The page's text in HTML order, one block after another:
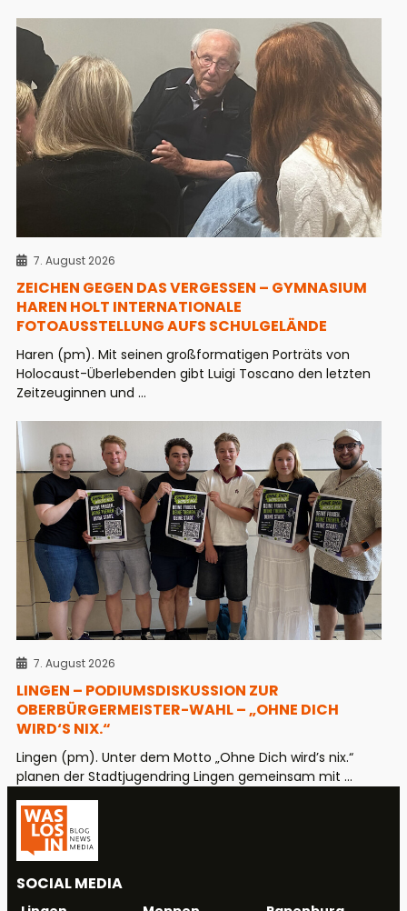
7. August 2026
ZEICHEN GEGEN DAS VERGESSEN – GYMNASIUM
HAREN HOLT INTERNATIONALE
FOTOAUSSTELLUNG AUFS SCHULGELÄNDE
Haren (pm). Mit seinen großformatigen Porträts von
Holocaust-Überlebenden gibt Luigi Toscano den letzten
Zeitzeuginnen und ...
7. August 2026
LINGEN – PODIUMSDISKUSSION ZUR
OBERBÜRGERMEISTER-WAHL – „OHNE DICH
WIRD‘S NIX.“
Lingen (pm). Unter dem Motto „Ohne Dich wird’s nix.“
planen der Stadtjugendring Lingen gemeinsam mit ...
SOCIAL MEDIA